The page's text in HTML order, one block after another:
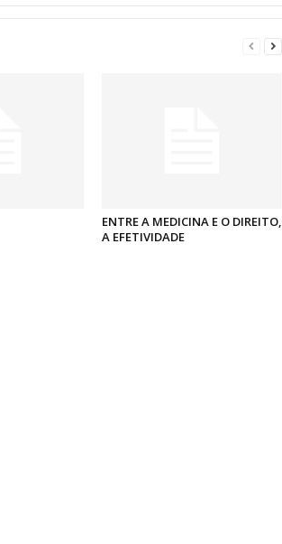
ENTRE A MEDICINA E O DIREITO,
A EFETIVIDADE